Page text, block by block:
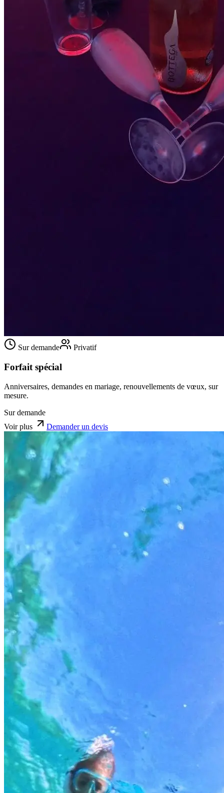
Sur demande Privatif
Forfait spécial
Anniversaires, demandes en mariage, renouvellements de vœux, sur
mesure.
Sur demande
Voir plus
Demander un devis